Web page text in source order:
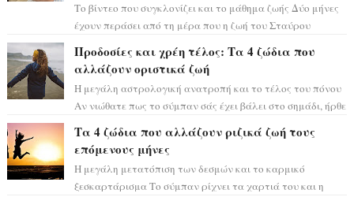
Το βίντεο που συγκλονίζει και το μάθημα ζωής Δύο μήνες
έχουν περάσει από τη μέρα που η ζωή του Σταύρου
Προδοσίες και χρέη τέλος: Τα 4 ζώδια που
αλλάζουν οριστικά ζωή
Η μεγάλη αστρολογική ανατροπή και το τέλος του πόνου
Αν νιώθατε πως το σύμπαν σάς έχει βάλει στο σημάδι, ήρθε
Τα 4 ζώδια που αλλάζουν ριζικά ζωή τους
επόμενους μήνες
Η μεγάλη μετατόπιση των δεσμών και το καρμικό
ξεσκαρτάρισμα Το σύμπαν ρίχνει τα χαρτιά του και η